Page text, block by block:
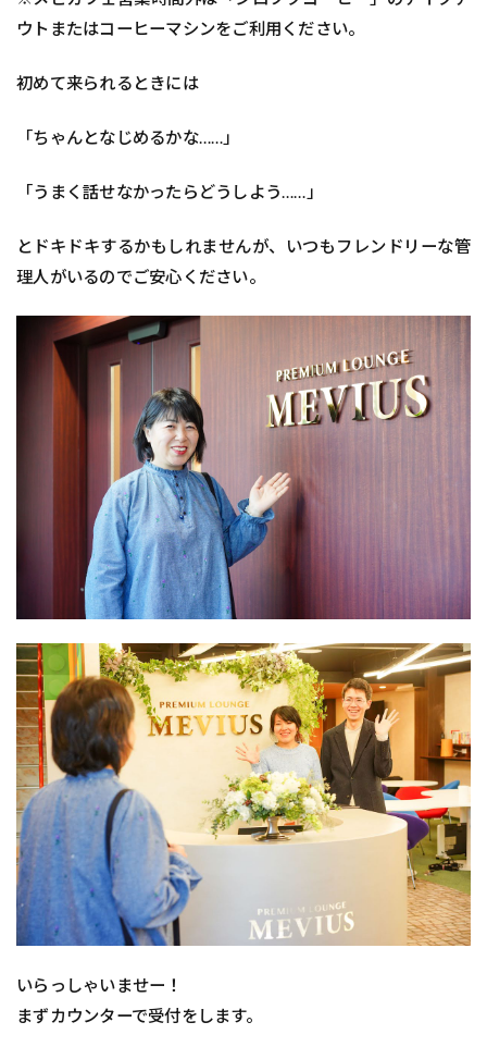
ウトまたはコーヒーマシンをご利用ください。
初めて来られるときには
「ちゃんとなじめるかな……」
「うまく話せなかったらどうしよう……」
とドキドキするかもしれませんが、いつもフレンドリーな管
理人がいるのでご安心ください。
いらっしゃいませー！
まずカウンターで受付をします。